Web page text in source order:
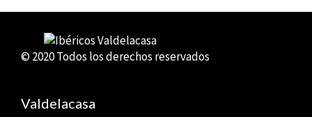
© 2020 Todos los derechos reservados
Valdelacasa